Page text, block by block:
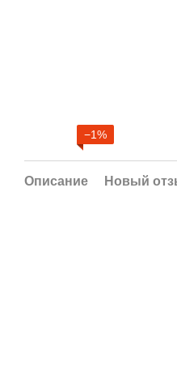
−1%
Описание Новый